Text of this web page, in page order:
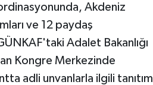
Akdeniz
ve 12 paydaş
Adalet Bakanlığı
Kongre Merkezinde
adli unvanlarla ilgili tanıtım